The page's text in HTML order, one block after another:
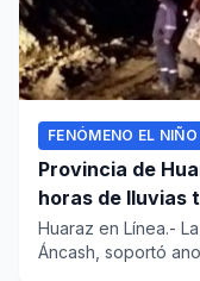
FENÓMENO EL NIÑO
Provincia de
horas de lluvias
carreteras
Huaraz en Línea.-
Áncash, soportó